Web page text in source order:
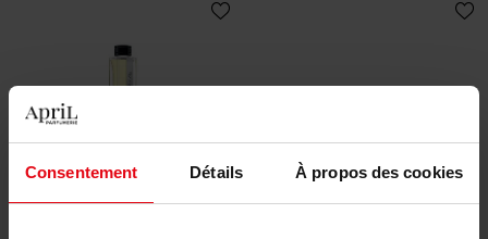
Consentement Détails À propos des cookies
MONTBLANC
Montblanc Collection Neroli
GIVENCHY
GENTLEMAN SOCIETY EAU